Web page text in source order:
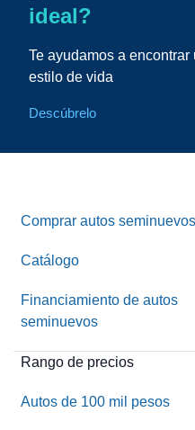
ideal?
Te ayudamos a
estilo de vida
Descúbrelo
Comprar autos seminuevos
Catálogo
Financiamiento de autos
seminuevos
Rango de precios
Autos de 100 mil pesos